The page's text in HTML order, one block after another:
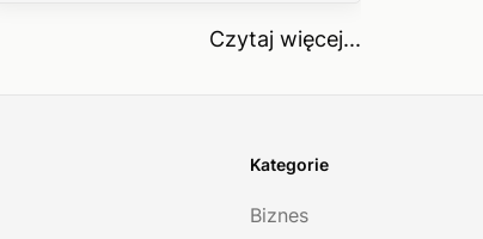
Czytaj więcej...
Kategorie
Biznes